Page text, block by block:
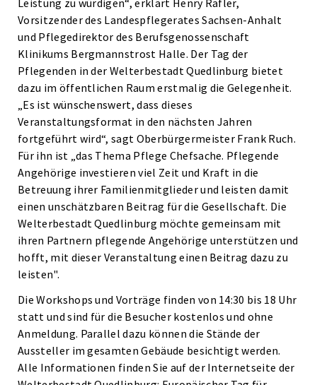
Leistung zu würdigen“, erklärt Henry Rafler,
Vorsitzender des Landespflegerates Sachsen-Anhalt
und Pflegedirektor des Berufsgenossenschaft
Klinikums Bergmannstrost Halle. Der Tag der
Pflegenden in der Welterbestadt Quedlinburg bietet
dazu im öffentlichen Raum erstmalig die Gelegenheit.
„Es ist wünschenswert, dass dieses
Veranstaltungsformat in den nächsten Jahren
fortgeführt wird“, sagt Oberbürgermeister Frank Ruch.
Für ihn ist „das Thema Pflege Chefsache. Pflegende
Angehörige investieren viel Zeit und Kraft in die
Betreuung ihrer Familienmitglieder und leisten damit
einen unschätzbaren Beitrag für die Gesellschaft. Die
Welterbestadt Quedlinburg möchte gemeinsam mit
ihren Partnern pflegende Angehörige unterstützen und
hofft, mit dieser Veranstaltung einen Beitrag dazu zu
leisten".
Die Workshops und Vorträge finden von 14:30 bis 18 Uhr
statt und sind für die Besucher kostenlos und ohne
Anmeldung. Parallel dazu können die Stände der
Aussteller im gesamten Gebäude besichtigt werden.
Alle Informationen finden Sie auf der Internetseite der